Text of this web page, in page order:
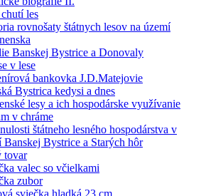
les
rovnošaty štátnych lesov na území
Banskej Bystrice a Donovaly
v lese
bankovka J.D.Matejovie
Bystrica kedysi a dnes
lesy a ich hospodárske využívanie
v chráme
štátneho lesného hospodárstva v
Banskej Bystrice a Starých hôr
tovar
valec so včielkami
zubor
sviečka hladká 23 cm